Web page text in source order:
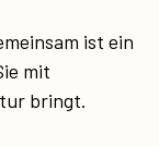
ist ein
mit
bringt.